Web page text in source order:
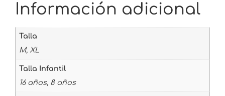
Información adicional
Talla
M, XL
Talla Infantil
16 años, 8 años